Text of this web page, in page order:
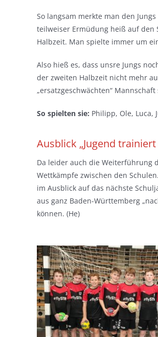
So langsam merkte man den
teilweiser Ermüdung heiß auf den
Halbzeit. Man spielte immer um
Also hieß es, dass unsre Jungs
der zweiten Halbzeit nicht mehr
„ersatzgeschwächten“
So spielten sie: Philipp, Ole, Luca,
Ausblick „Jugend
Da leider auch die Weiterführung
Wettkämpfe zwischen den
im Ausblick auf das nächste
aus ganz Baden-Württemberg
können. (He)